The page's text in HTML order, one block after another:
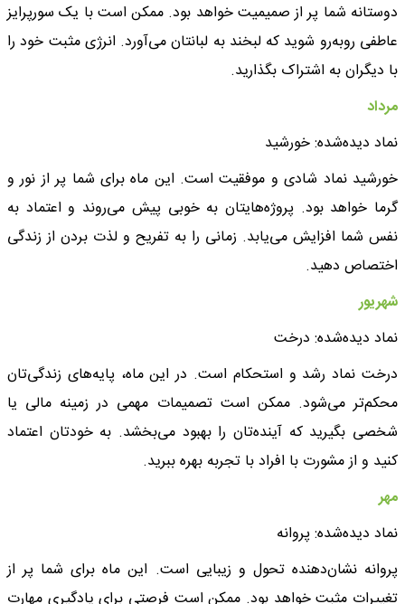
دوستانه شما پر از صمیمیت خواهد بود. ممکن است با یک سورپرایز
عاطفی روبه‌رو شوید که لبخند به لبانتان می‌آورد. انرژی مثبت خود را
با دیگران به اشتراک بگذارید.
مرداد
نماد دیده‌شده: خورشید
خورشید نماد شادی و موفقیت است. این ماه برای شما پر از نور و
گرما خواهد بود. پروژه‌هایتان به خوبی پیش می‌روند و اعتماد به
نفس شما افزایش می‌یابد. زمانی را به تفریح و لذت بردن از زندگی
اختصاص دهید.
شهریور
نماد دیده‌شده: درخت
درخت نماد رشد و استحکام است. در این ماه، پایه‌های زندگی‌تان
محکم‌تر می‌شود. ممکن است تصمیمات مهمی در زمینه مالی یا
شخصی بگیرید که آینده‌تان را بهبود می‌بخشد. به خودتان اعتماد
کنید و از مشورت با افراد با تجربه بهره ببرید.
مهر
نماد دیده‌شده: پروانه
پروانه نشان‌دهنده تحول و زیبایی است. این ماه برای شما پر از
تغییرات مثبت خواهد بود. ممکن است فرصتی برای یادگیری مهارت